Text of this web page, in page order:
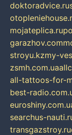
doktoradvice.ru
mojateplica.ru
garazhov.com
stroyu.kzmy-
zsmh.com.ua
all-tattoos-for-
best-
searchus-
transgazstroy.ru